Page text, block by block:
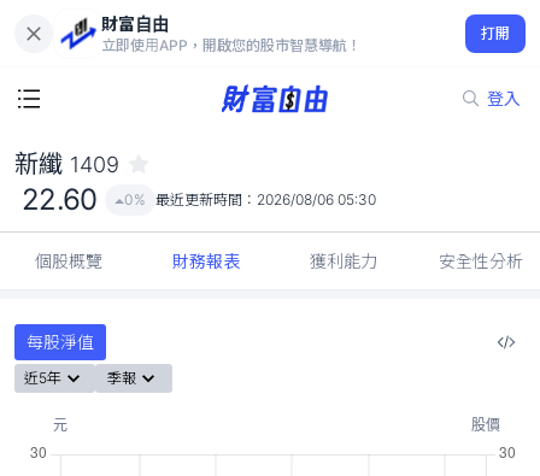
財富自由
立即使用APP，開啟您的股市智慧導航！
打開
登入
22.60
0%
新纖 1409
22.60 0% 最近更新時間： 2026/08/06 05:30
個股概覽 財務報表 獲利能力 安全性分析
每股淨值
近5年 季報